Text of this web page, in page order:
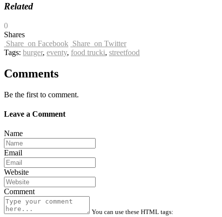
Related
0
Shares
Share on Facebook Share on Twitter
Tags: burger, eventy, food trucki, streetfood
Comments
Be the first to comment.
Leave a Comment
Name
Email
Website
Comment
You can use these HTML tags: